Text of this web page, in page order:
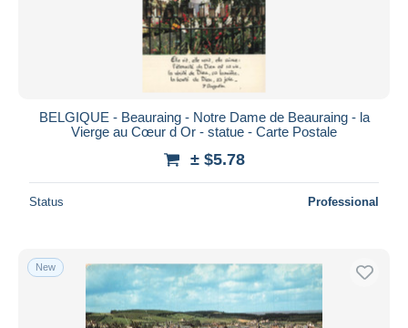
Submit
BELGIQUE - Beauraing - Notre Dame de Beauraing - la
Vierge au Cœur d Or - statue - Carte Postale
± $5.78
Status Professional
New